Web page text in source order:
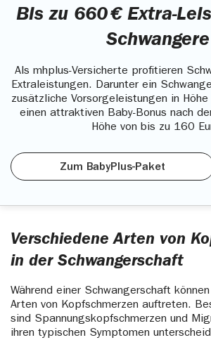
Bis zu 660 € Extra-
Schwangere
Als mhplus-Versicherte profitieren
Extraleistungen. Darunter ein
zusätzliche Vorsorgeleistungen in
einen attraktiven Baby-Bonus nach
Höhe von bis zu 160
Zum BabyPlus-Paket
Verschiedene Arten von
in der Schwangerschaft
Während einer Schwangerschaft
Arten von Kopfschmerzen auftreten.
sind Spannungskopfschmerzen und
ihren typischen Symptomen